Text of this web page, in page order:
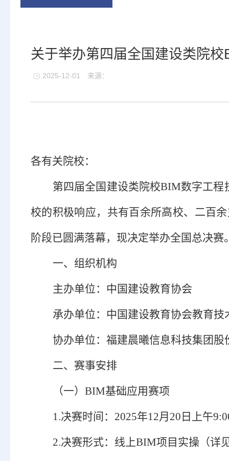
关于举办第四届全国建设类院
2025-12-01 来源：
各有关院校：
第四届全国建设类院校BIM数字工程
校的积极响应，共有百余所高校、二百
阶段已圆满落幕，现决定举办全国总决赛
一、组织机构
主办单位：中国建设教育协会
承办单位：中国建设教育协会教育技
协办单位： 福建晨曦信息科技集团股
二、赛事安排
（一） BIM基础应用赛项
1.决赛时间： 2025年12月20日上午
2.决赛形式： 线上BIM项目实操 （详